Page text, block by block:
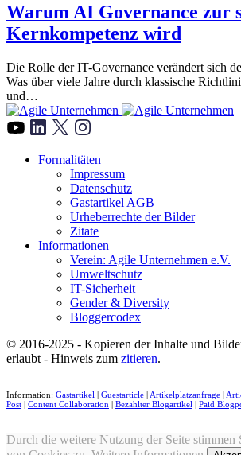
Warum AI Governance zur
Kernkompetenz wird
Die Rolle der IT-Governance verändert sich
Was über viele Jahre durch klassische
und…
Formalitäten
Impressum
Datenschutz
Gastartikel AGB
Urheberrechte der Bilder
Zitate
Informationen
Verein: Agile Unternehmen e.V.
Umweltschutz
IT-Sicherheit
Gender & Diversity
Bloggercodex
© 2016-2025 - Kopieren der Inhalte und
erlaubt - Hinweis zum zitieren.
Information: Gastartikel | Guestarticle | Artikelplatzanfrage |
Post | Content Collaboration | Bezahlter Blogartikel | Paid
Durch die weitere Nutzung der Seite stimmen